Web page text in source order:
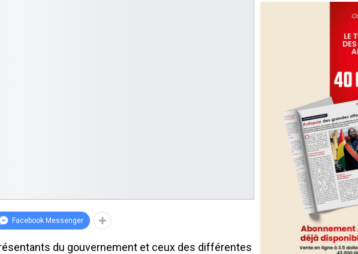
Facebook Messenger
du gouvernement et ceux des différentes